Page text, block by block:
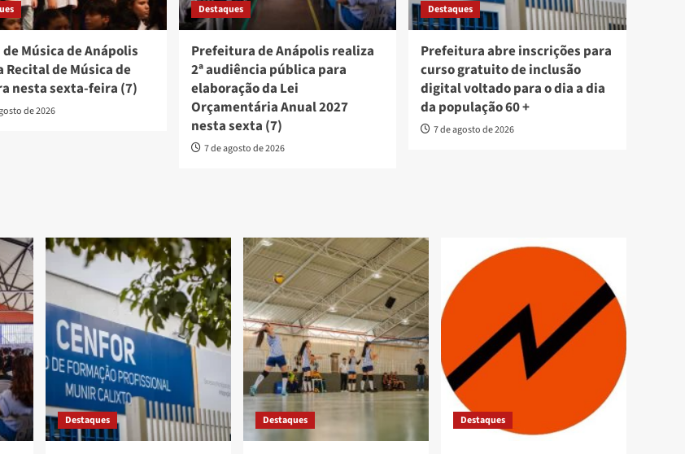
de Música de Anápolis
Recital de Música de
nesta sexta-feira (7)
de 2026
Destaques
Prefeitura de Anápolis realiza
2ª audiência pública para
elaboração da Lei
Orçamentária Anual 2027
nesta sexta (7)
7 de agosto de 2026
Destaques
Prefeitura abre inscrições para
curso gratuito de inclusão
digital voltado para o dia a dia
da população 60 +
7 de agosto de 2026
Destaques Destaques Destaques